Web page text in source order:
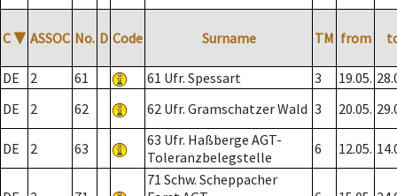
C ▼ ASSOC No. D Code Surname TM from
DE 2 61 61 Ufr. Spessart 3 19.05.
DE
2 62 62 Ufr. Gramschatzer Wald 3 20.05.
DE 2 63
63 Ufr. Haßberge AGT-
Toleranzbelegstelle
6 12.05.
71 Schw. Scheppacher